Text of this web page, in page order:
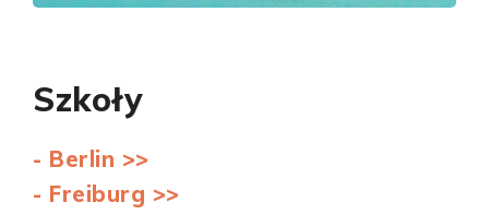
Szkoły
- Berlin >>
- Freiburg >>